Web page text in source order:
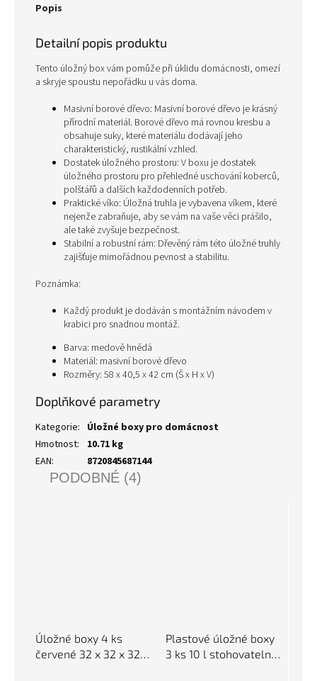
Popis
Detailní popis produktu
Tento úložný box vám pomůže při úklidu domácnosti, omezí
a skryje spoustu nepořádku u vás doma.
Masivní borové dřevo: Masivní borové dřevo je krásný
přírodní materiál. Borové dřevo má rovnou kresbu a
obsahuje suky, které materiálu dodávají jeho
charakteristický, rustikální vzhled.
Dostatek úložného prostoru: V boxu je dostatek
úložného prostoru pro přehledné uschování koberců,
polštářů a dalších každodenních potřeb.
Praktické víko: Úložná truhla je vybavena víkem, které
nejenže zabraňuje, aby se vám na vaše věci prášilo,
ale také zvyšuje bezpečnost.
Stabilní a robustní rám: Dřevěný rám této úložné truhly
zajišťuje mimořádnou pevnost a stabilitu.
Poznámka:
Každý produkt je dodáván s montážním návodem v
krabici pro snadnou montáž.
Barva: medově hnědá
Materiál: masivní borové dřevo
Rozměry: 58 x 40,5 x 42 cm (Š x H x V)
Doplňkové parametry
Kategorie: Úložné boxy pro domácnost
Hmotnost:
10.71 kg
EAN: 8720845687144
PODOBNÉ (4)
Úložné boxy 4 ks
červené 32 x 32 x 32
Plastové úložné boxy
3 ks 10 l stohovatelné